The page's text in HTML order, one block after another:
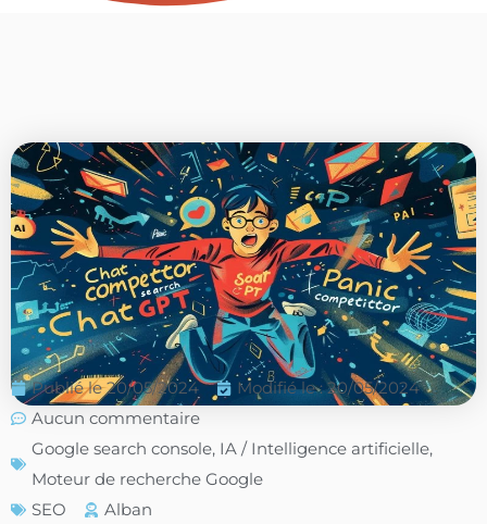
Publié le 20/05/2024
Modifié le : 20/05/2024
Aucun commentaire
Google search console, IA / Intelligence artificielle,
Moteur de recherche Google
SEO
Alban